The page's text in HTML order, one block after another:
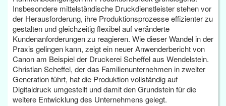
Insbesondere mittelständische Druckdienstleister stehen vor
der Herausforderung, ihre Produktionsprozesse effizienter zu
gestalten und gleichzeitig flexibel auf veränderte
Kundenanforderungen zu reagieren. Wie dieser Wandel in der
Praxis gelingen kann, zeigt ein neuer Anwenderbericht von
Canon am Beispiel der Druckerei Scheffel aus Wendelstein.
Christian Scheffel, der das Familienunternehmen in zweiter
Generation führt, hat die Produktion vollständig auf
Digitaldruck umgestellt und damit den Grundstein für die
weitere Entwicklung des Unternehmens gelegt.